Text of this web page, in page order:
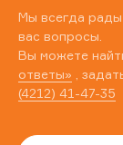
Мы всегда
вас вопросы.
Вы можете
ответы» ,
(4212) 41-47-35